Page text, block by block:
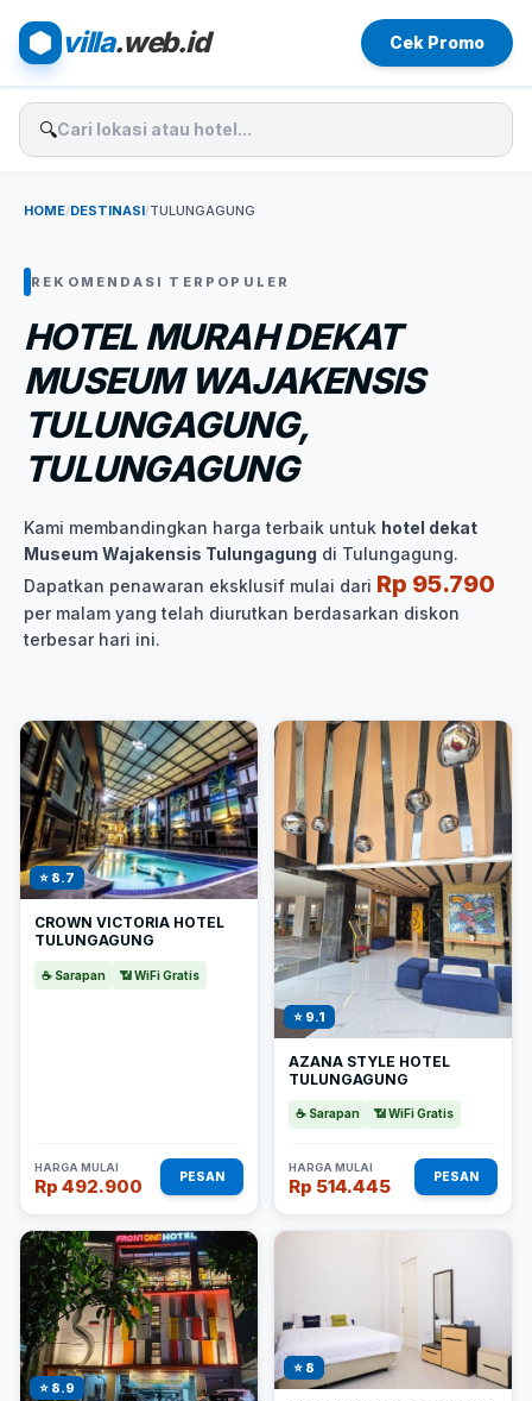
villa.web.id Cek Promo
🔍
HOME/DESTINASI/TULUNGAGUNG
REKOMENDASI TERPOPULER
HOTEL MURAH DEKAT
MUSEUM WAJAKENSIS
TULUNGAGUNG,
TULUNGAGUNG
Kami membandingkan harga terbaik untuk hotel dekat
Museum Wajakensis Tulungagung di Tulungagung.
Dapatkan penawaran eksklusif mulai dari Rp 95.790
per malam yang telah diurutkan berdasarkan diskon
terbesar hari ini.
⭐ 8.7
CROWN VICTORIA HOTEL
TULUNGAGUNG
☕ Sarapan 📶 WiFi Gratis
HARGA MULAI
Rp 492.900 PESAN
⭐ 9.1
AZANA STYLE HOTEL
TULUNGAGUNG
☕ Sarapan 📶 WiFi Gratis
HARGA MULAI
Rp 514.445 PESAN
⭐ 8.9
⭐ 8